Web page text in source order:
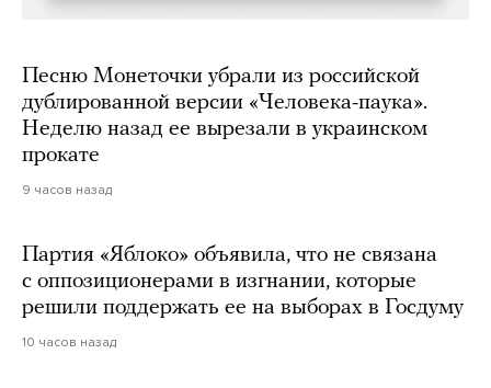
Песню Монеточки убрали из российской
дублированной версии «Человека-паука».
Неделю назад ее вырезали в украинском
прокате
9 часов назад
Партия «Яблоко» объявила, что не связана
с оппозиционерами в изгнании, которые
решили поддержать ее на выборах в Госдуму
10 часов назад